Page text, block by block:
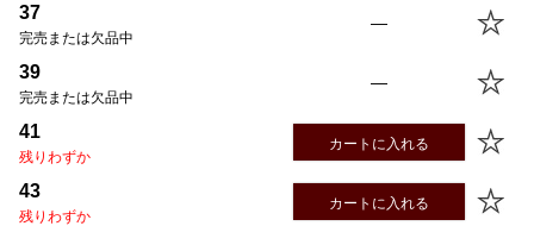
37
完売または欠品中
—
39
完売または欠品中
—
41
残りわずか
カートに入れる
43
残りわずか
カートに入れる